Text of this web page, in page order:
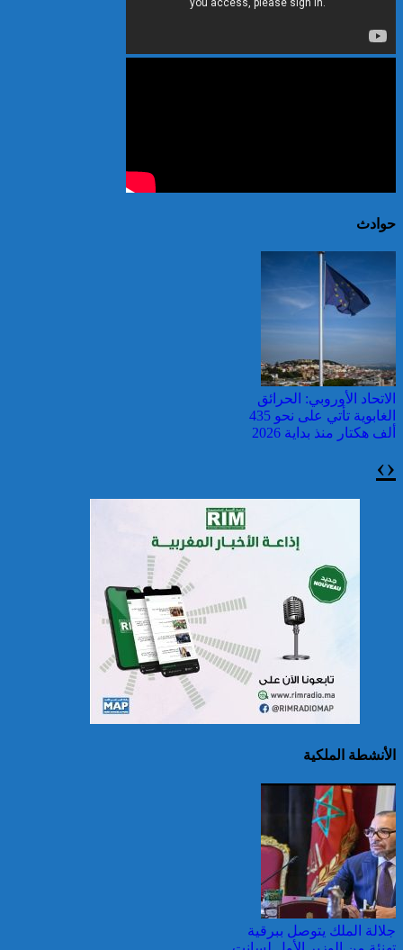
حوادث
الاتحاد الأوروبي: الحرائق
الغابوية تأتي على نحو 435
ألف هكتار منذ بداية 2026
سريلانكا: إغلاق بعض
المدارس في مناطق جبلية
الصين تصدر إنذارين
لمواجهة العواصف المطيرة
وطقس شديد الحمل
الحراري
‹
›
الأنشطة الملكية
جلالة الملك يتوصل ببرقية